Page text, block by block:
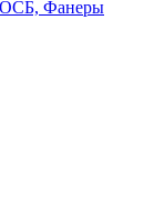
Фанеры